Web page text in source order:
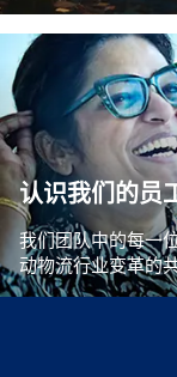
认识我们的员
我们团队中的每一
动物流行业变革的